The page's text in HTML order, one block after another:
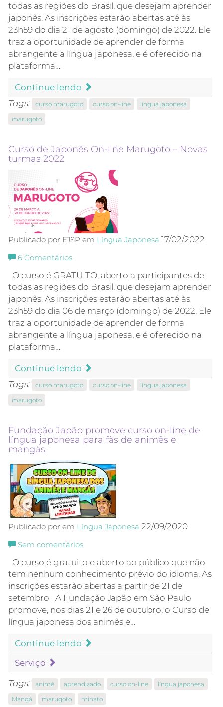
todas as regiões do Brasil, que desejam aprender
japonês. As inscrições estarão abertas até às
23h59 do dia 21 de agosto (domingo) de 2022. Ele
traz a oportunidade de aprender de forma
abrangente a língua japonesa, e é oferecido na
plataforma…
Continue lendo
Tags:
curso marugoto curso on-line
língua japonesa
marugoto
Curso de Japonês On-line Marugoto – Novas
turmas 2022
Publicado por FJSP em Língua Japonesa 17/02/2022
6 Comentários
O curso é GRATUITO, aberto a participantes de
todas as regiões do Brasil, que desejam aprender
japonês. As inscrições estarão abertas até às
23h59 do dia 06 de março (domingo) de 2022. Ele
traz a oportunidade de aprender de forma
abrangente a língua japonesa, e é oferecido na
plataforma…
Continue lendo
Tags:
curso marugoto curso on-line
língua japonesa
marugoto
Fundação Japão promove curso on-line de
língua japonesa para fãs de animês e
mangás
Publicado por em Língua Japonesa 22/09/2020
Sem comentários
O curso é gratuito e aberto ao público que não
tem nenhum conhecimento prévio do idioma. As
inscrições estarão abertas a partir de 21 de
setembro A Fundação Japão em São Paulo
promove, nos dias 21 e 26 de outubro, o Curso de
língua japonesa dos animês e…
Continue lendo
Serviço
Tags: animê aprendizado curso on-line
língua japonesa
Mangá
marugoto minato